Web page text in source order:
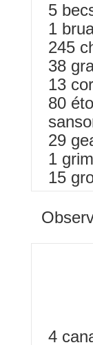
5
1
245
38
13
80
29
1
15
4